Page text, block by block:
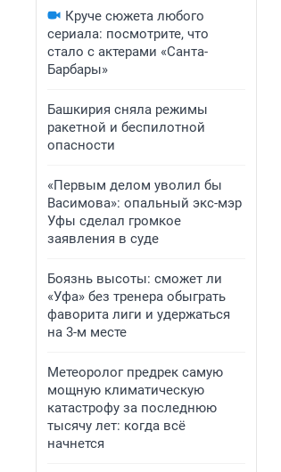
Круче сюжета любого
сериала: посмотрите, что
стало с актерами «Санта-
Барбары»
Башкирия сняла режимы
ракетной и беспилотной
опасности
«Первым делом уволил бы
Васимова»: опальный экс-мэр
Уфы сделал громкое
заявления в суде
Боязнь высоты: сможет ли
«Уфа» без тренера обыграть
фаворита лиги и удержаться
на 3-м месте
Метеоролог предрек самую
мощную климатическую
катастрофу за последнюю
тысячу лет: когда всё
начнется